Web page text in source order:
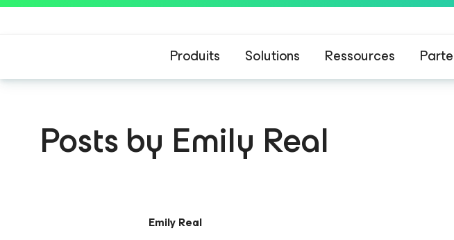
Produits Solutions Ressources
Posts by Emily Real
Emily Real